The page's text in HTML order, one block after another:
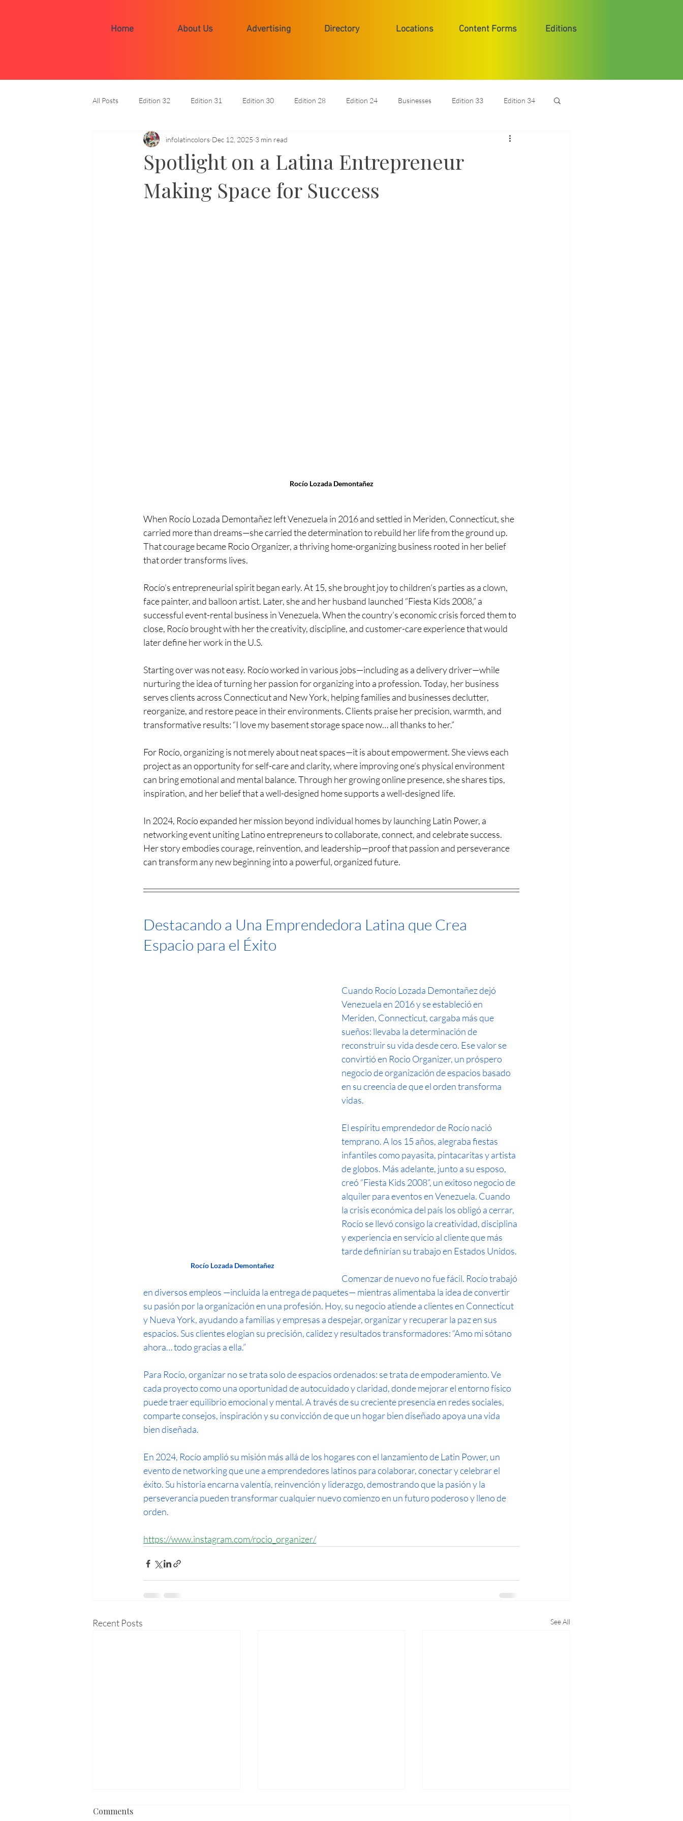
Home About Us Advertising Directory Locations Content Forms Editions
All Posts Edition 32 Edition 31 Edition 30 Edition 28 Edition 24 Businesses Edition 33 Edition 34
Spotlight on a Latina Entrepreneur
Making Space for Success
infolatincolors Dec 12, 2025 3 min read
Rocío Lozada Demontañez
When Rocío Lozada Demontañez left Venezuela in 2016 and settled in Meriden, Connecticut, she
carried more than dreams—she carried the determination to rebuild her life from the ground up.
That courage became Rocio Organizer, a thriving home-organizing business rooted in her belief
that order transforms lives.
Rocío’s entrepreneurial spirit began early. At 15, she brought joy to children’s parties as a clown,
face painter, and balloon artist. Later, she and her husband launched “Fiesta Kids 2008,” a
successful event-rental business in Venezuela. When the country’s economic crisis forced them to
close, Rocío brought with her the creativity, discipline, and customer-care experience that would
later define her work in the U.S.
Starting over was not easy. Rocío worked in various jobs—including as a delivery driver—while
nurturing the idea of turning her passion for organizing into a profession. Today, her business
serves clients across Connecticut and New York, helping families and businesses declutter,
reorganize, and restore peace in their environments. Clients praise her precision, warmth, and
transformative results: “I love my basement storage space now… all thanks to her.”
For Rocío, organizing is not merely about neat spaces—it is about empowerment. She views each
project as an opportunity for self-care and clarity, where improving one’s physical environment
can bring emotional and mental balance. Through her growing online presence, she shares tips,
inspiration, and her belief that a well-designed home supports a well-designed life.
In 2024, Rocío expanded her mission beyond individual homes by launching Latin Power, a
networking event uniting Latino entrepreneurs to collaborate, connect, and celebrate success.
Her story embodies courage, reinvention, and leadership—proof that passion and perseverance
can transform any new beginning into a powerful, organized future.
Destacando a Una Emprendedora Latina que Crea
Espacio para el Éxito
Rocío Lozada Demontañez
Cuando Rocío Lozada Demontañez dejó
Venezuela en 2016 y se estableció en
Meriden, Connecticut, cargaba más que
sueños: llevaba la determinación de
reconstruir su vida desde cero. Ese valor se
convirtió en Rocio Organizer, un próspero
negocio de organización de espacios basado
en su creencia de que el orden transforma
vidas.
El espíritu emprendedor de Rocío nació
temprano. A los 15 años, alegraba fiestas
infantiles como payasita, pintacaritas y artista
de globos. Más adelante, junto a su esposo,
creó “Fiesta Kids 2008”, un exitoso negocio de
alquiler para eventos en Venezuela. Cuando
la crisis económica del país los obligó a cerrar,
Rocío se llevó consigo la creatividad, disciplina
y experiencia en servicio al cliente que más
tarde definirían su trabajo en Estados Unidos.
Comenzar de nuevo no fue fácil. Rocío trabajó
en diversos empleos —incluida la entrega de paquetes— mientras alimentaba la idea de convertir
su pasión por la organización en una profesión. Hoy, su negocio atiende a clientes en Connecticut
y Nueva York, ayudando a familias y empresas a despejar, organizar y recuperar la paz en sus
espacios. Sus clientes elogian su precisión, calidez y resultados transformadores: “Amo mi sótano
ahora… todo gracias a ella.”
Para Rocío, organizar no se trata solo de espacios ordenados: se trata de empoderamiento. Ve
cada proyecto como una oportunidad de autocuidado y claridad, donde mejorar el entorno físico
puede traer equilibrio emocional y mental. A través de su creciente presencia en redes sociales,
comparte consejos, inspiración y su convicción de que un hogar bien diseñado apoya una vida
bien diseñada.
En 2024, Rocío amplió su misión más allá de los hogares con el lanzamiento de Latin Power, un
evento de networking que une a emprendedores latinos para colaborar, conectar y celebrar el
éxito. Su historia encarna valentía, reinvención y liderazgo, demostrando que la pasión y la
perseverancia pueden transformar cualquier nuevo comienzo en un futuro poderoso y lleno de
orden.
https://www.instagram.com/rocio_organizer/
Recent Posts See All
Comments